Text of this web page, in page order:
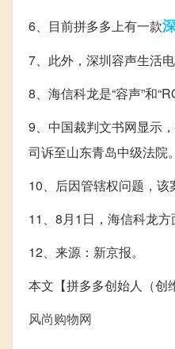
6、目前拼多多上有一款
7、此外，深圳容声生活
8、海信科龙是“容声”和
9、中国裁判文书网显示
司诉至山东青岛中级法院。
10、后因管辖权问题，该
11、8月1日，海信科龙方
12、来源：新京报。
本文【拼多多创始人（创
风尚购物网